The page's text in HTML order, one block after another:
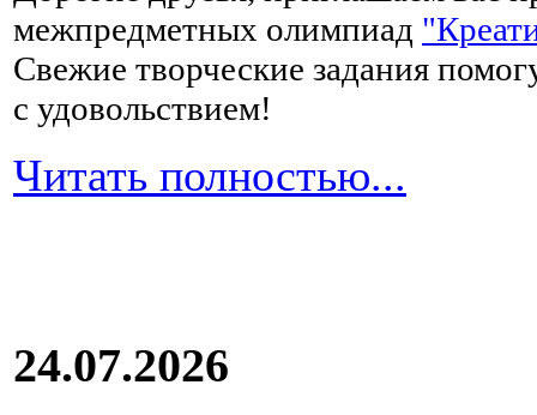
межпредметных олимпиад
Свежие творческие задания
с удовольствием!
Читать полностью...
24.07.2026